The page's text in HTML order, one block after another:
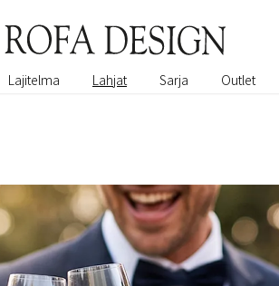
Lajitelma Lahjat Sarja Outlet